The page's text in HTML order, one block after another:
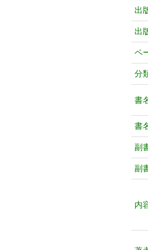
出
出
ペ
分
書
書
副
副
内